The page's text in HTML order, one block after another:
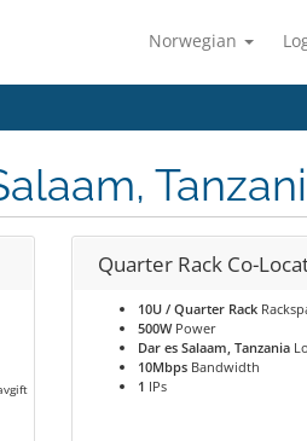
Norwegian
Quarter Rack Co-
10U / Quarter Rack
500WPower
Dar es Salaam, Tanzania
10Mbps Bandwidth
1 IPs